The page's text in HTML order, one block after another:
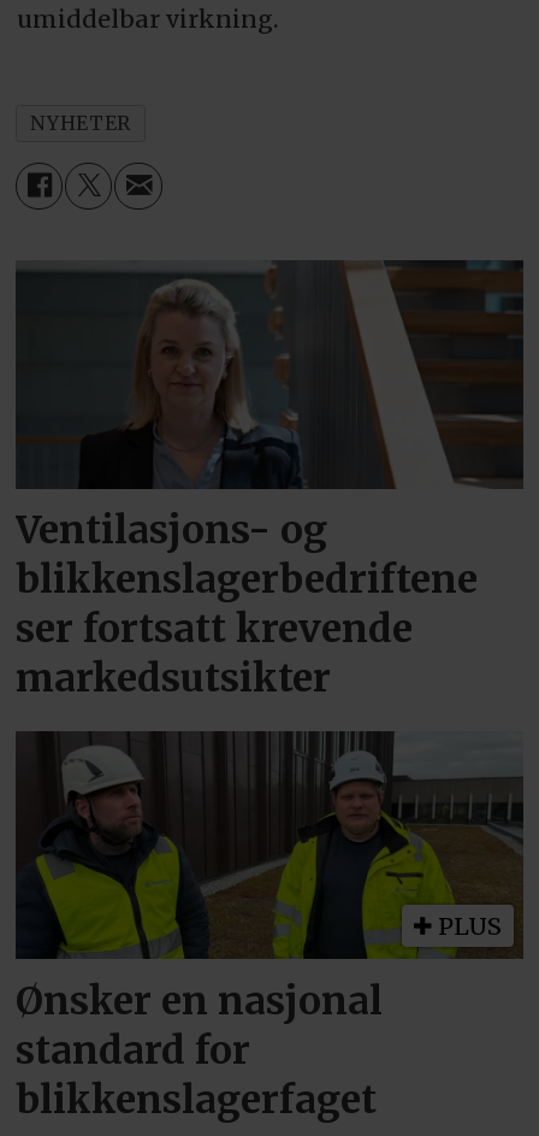
umiddelbar virkning.
NYHETER
Ventilasjons- og
blikkenslagerbedriftene
ser fortsatt krevende
markedsutsikter
PLUS
Ønsker en nasjonal
standard for
blikkenslagerfaget